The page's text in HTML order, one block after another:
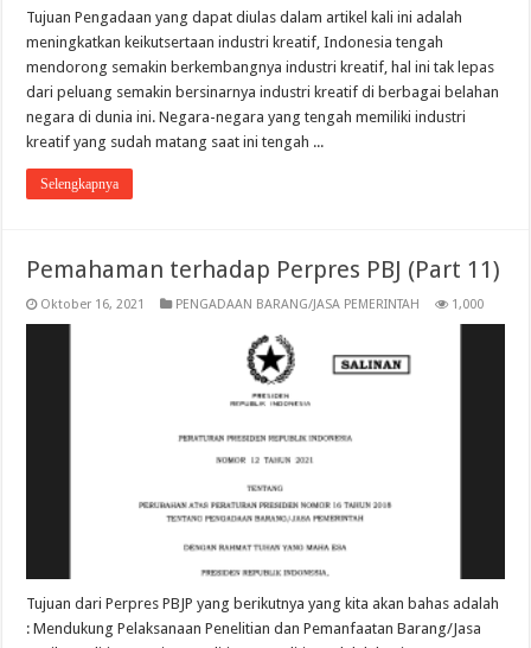
Tujuan Pengadaan yang dapat diulas dalam artikel kali ini adalah
meningkatkan keikutsertaan industri kreatif, Indonesia tengah
mendorong semakin berkembangnya industri kreatif, hal ini tak lepas
dari peluang semakin bersinarnya industri kreatif di berbagai belahan
negara di dunia ini. Negara-negara yang tengah memiliki industri
kreatif yang sudah matang saat ini tengah ...
Selengkapnya
Pemahaman terhadap Perpres PBJ (Part 11)
Oktober 16, 2021 PENGADAAN BARANG/JASA PEMERINTAH 1,000
Tujuan dari Perpres PBJP yang berikutnya yang kita akan bahas adalah
: Mendukung Pelaksanaan Penelitian dan Pemanfaatan Barang/Jasa